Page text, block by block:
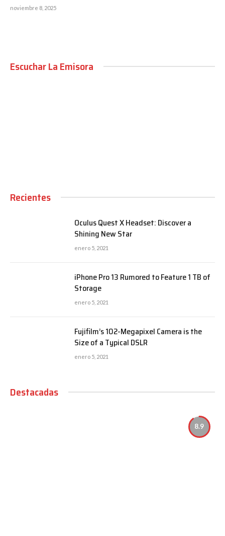
noviembre 8, 2025
Escuchar La Emisora
Recientes
Oculus Quest X Headset: Discover a
Shining New Star
enero 5, 2021
iPhone Pro 13 Rumored to Feature 1 TB of
Storage
enero 5, 2021
Fujifilm’s 102-Megapixel Camera is the
Size of a Typical DSLR
enero 5, 2021
Destacadas
8.9